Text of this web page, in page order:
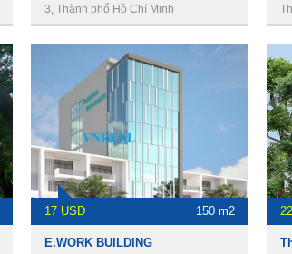
3, Thành phố Hồ Chí Minh
17 USD 150 m2
E.WORK BUILDING